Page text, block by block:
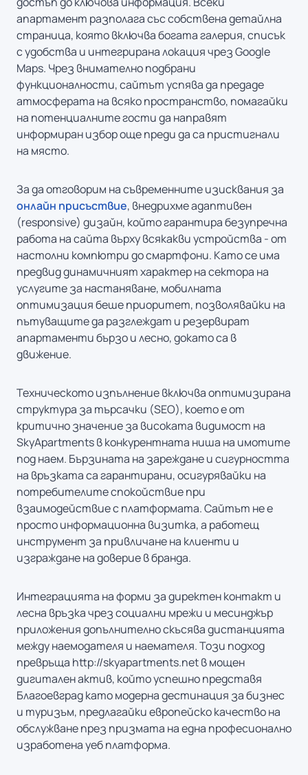
апартамент разполага със собствена детайлна
страница, която включва богата галерия, списък
с удобства и интегрирана локация чрез Google
Maps. Чрез внимателно подбрани
функционалности, сайтът успява да предаде
атмосферата на всяко пространство, помагайки
на потенциалните гости да направят
информиран избор още преди да са пристигнали
на място.
За да отговорим на съвременните изисквания за
онлайн присъствие, внедрихме адаптивен
(responsive) дизайн, който гарантира безупречна
работа на сайта върху всякакви устройства - от
настолни компютри до смартфони. Като се има
предвид динамичният характер на сектора на
услугите за настаняване, мобилната
оптимизация беше приоритет, позволявайки на
пътуващите да разглеждат и резервират
апартаменти бързо и лесно, докато са в
движение.
Техническото изпълнение включва оптимизирана
структура за търсачки (SEO), което е от
критично значение за високата видимост на
SkyApartments в конкурентната ниша на имотите
под наем. Бързината на зареждане и сигурността
на връзката са гарантирани, осигурявайки на
потребителите спокойствие при
взаимодействие с платформата. Сайтът не е
просто информационна визитка, а работещ
инструмент за привличане на клиенти и
изграждане на доверие в бранда.
Интеграцията на форми за директен контакт и
лесна връзка чрез социални мрежи и месинджър
приложения допълнително скъсява дистанцията
между наемодателя и наемателя. Този подход
превръща http://skyapartments.net в мощен
дигитален актив, който успешно представя
Благоевград като модерна дестинация за бизнес
и туризъм, предлагайки европейско качество на
обслужване през призмата на една професионално
изработена уеб платформа.